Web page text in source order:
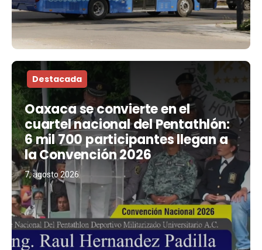
Destacada
Oaxaca se convierte en el
cuartel nacional del Pentathlón:
6 mil 700 participantes llegan a
la Convención 2026
7, agosto 2026